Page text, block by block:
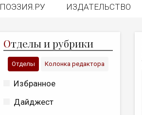
ПОЭЗИЯ.РУ ИЗДАТЕЛЬСТВО
Отделы и рубрики
Отделы Колонка редактора
Избранное
Дайджест